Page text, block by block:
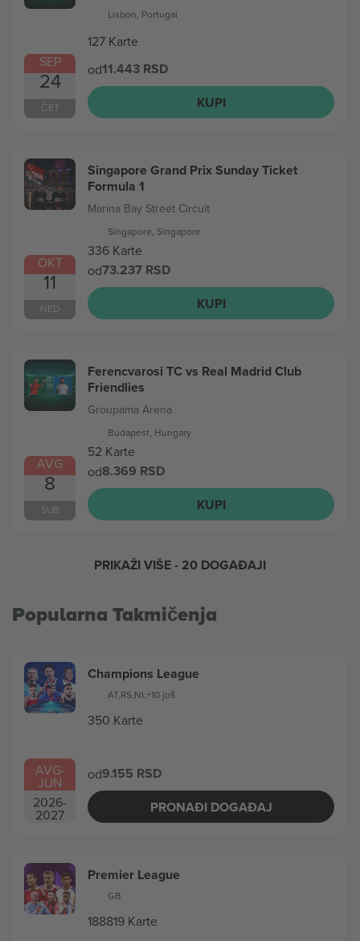
SEP
24
ČET
Lisbon, Portugal
127 Karte
od11.443 RSD
KUPI
OKT
11
NED
Singapore Grand Prix Sunday Ticket
Formula 1
Marina Bay Street Circuit
Singapore, Singapore
336 Karte
od73.237 RSD
KUPI
AVG
8
SUB
Ferencvarosi TC vs Real Madrid Club
Friendlies
Groupama Arena
Budapest, Hungary
52 Karte
od8.369 RSD
KUPI
PRIKAŽI VIŠE- 20 DOGAĐAJI
Popularna Takmičenja
AVG-
JUN
2026-
2027
Champions League
AT,RS,NL+10 još
350 Karte
od9.155 RSD
PRONAĐI DOGAĐAJ
Premier League
GB
188819 Karte